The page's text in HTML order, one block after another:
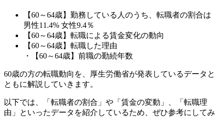
【60～64歳】勤務している人のうち、転職者の割合は
男性11.4% 女性9.4％
【60～64歳】転職による賃金変化の動向
【60～64歳】転職した理由
・【60～64歳】前職の勤続年数
60歳の方の転職動向を、厚生労働省が発表しているデータと
ともに解説していきます。
以下では、「転職者の割合」や「賃金の変動」、「転職理
由」といったデータを紹介しているため、ぜひ参考にしてみ